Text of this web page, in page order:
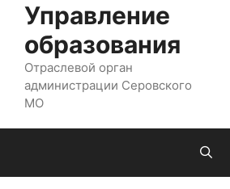
Управление
образования
Отраслевой орган
администрации Серовского
МО